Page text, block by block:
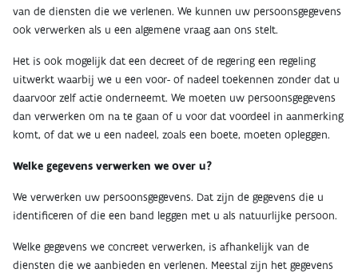
van de diensten die we verlenen. We kunnen uw persoonsgegevens
ook verwerken als u een algemene vraag aan ons stelt.
Het is ook mogelijk dat een decreet of de regering een regeling
uitwerkt waarbij we u een voor- of nadeel toekennen zonder dat u
daarvoor zelf actie onderneemt. We moeten uw persoonsgegevens
dan verwerken om na te gaan of u voor dat voordeel in aanmerking
komt, of dat we u een nadeel, zoals een boete, moeten opleggen.
Welke gegevens verwerken we over u?
We verwerken uw persoonsgegevens. Dat zijn de gegevens die u
identificeren of die een band leggen met u als natuurlijke persoon.
Welke gegevens we concreet verwerken, is afhankelijk van de
diensten die we aanbieden en verlenen. Meestal zijn het gegevens